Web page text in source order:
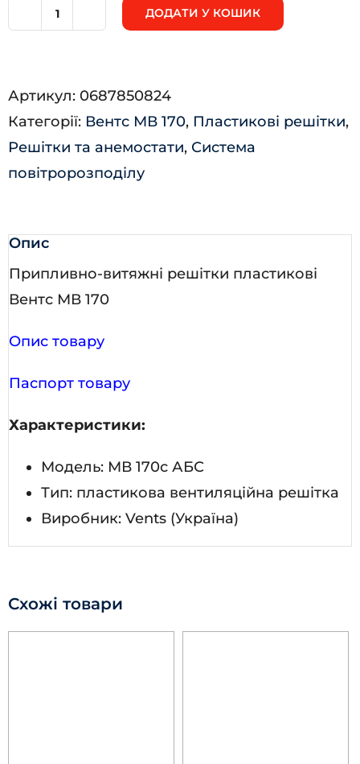
кількість
ДОДАТИ У КОШИК
Артикул: 0687850824
Категорії: Вентс МВ 170, Пластикові решітки,
Решітки та анемостати, Система
повітророзподілу
Опис
Припливно-витяжні решітки пластикові
Вентс МВ 170
Опис товару
Паспорт товару
Характеристики:
Модель: МВ 170с АБС
Тип: пластикова вентиляційна решітка
Виробник: Vents (Україна)
Схожі товари